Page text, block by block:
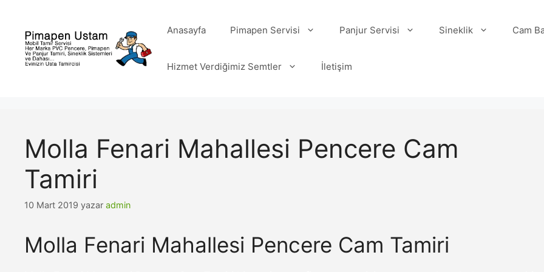
Anasayfa Pimapen Servisi Panjur Servisi Sineklik Cam
Hizmet Verdiğimiz Semtler İletişim
Molla Fenari Mahallesi Pencere Cam
Tamiri
10 Mart 2019 yazar admin
Molla Fenari Mahallesi Pencere Cam Tamiri